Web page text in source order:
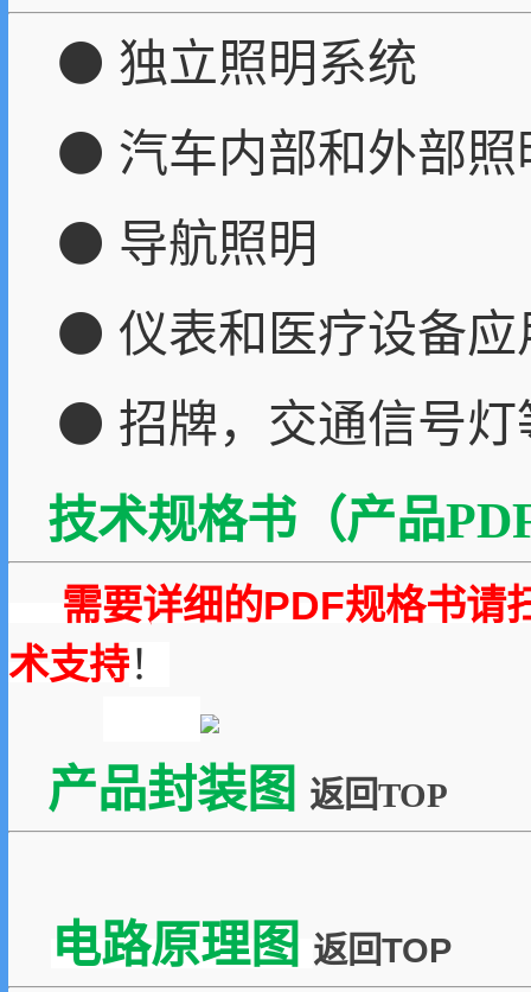
⚫ 独立照明系统
⚫ 汽车内部和外部照
⚫ 导航照明
⚫ 仪表和医疗设备应
⚫ 招牌，交通信号
技术规格书（产品
需要详细的PDF规格书请
术支持！
产品封装图 返回TOP
电路原理图 返回TOP